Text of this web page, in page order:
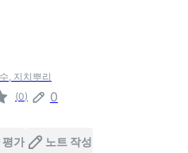
, 지치뿌리
(0) 0
평가 노트 작성